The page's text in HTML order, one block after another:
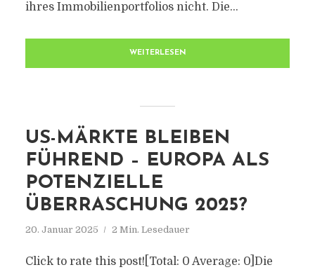
ihres Immobilienportfolios nicht. Die...
WEITERLESEN
US-MÄRKTE BLEIBEN
FÜHREND – EUROPA ALS
POTENZIELLE
ÜBERRASCHUNG 2025?
20. Januar 2025 2 Min. Lesedauer
Click to rate this post![Total: 0 Average: 0]Die